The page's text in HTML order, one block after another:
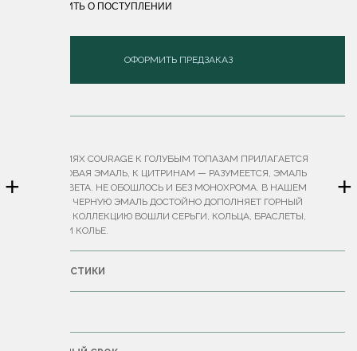
+ +
СООБЩИТЬ О ПОСТУПЛЕНИИ
ОФОРМИТЬ ПРЕДЗАКАЗ
В УКРАШЕНИЯХ COURAGE К ГОЛУБЫМ ТОПАЗАМ ПРИЛАГАЕТСЯ
БАКЛАЖАНОВАЯ ЭМАЛЬ, К ЦИТРИНАМ — РАЗУМЕЕТСЯ, ЭМАЛЬ
РОЗОВОГО ЦВЕТА. НЕ ОБОШЛОСЬ И БЕЗ МОНОХРОМА. В НАШЕМ
ПРОЧТЕНИИ ЧЕРНУЮ ЭМАЛЬ ДОСТОЙНО ДОПОЛНЯЕТ ГОРНЫЙ
ХРУСТАЛЬ. В КОЛЛЕКЦИЮ ВОШЛИ СЕРЬГИ, КОЛЬЦА, БРАСЛЕТЫ,
ПОДВЕСКИ И КОЛЬЕ.
ХАРАКТЕРИСТИКИ